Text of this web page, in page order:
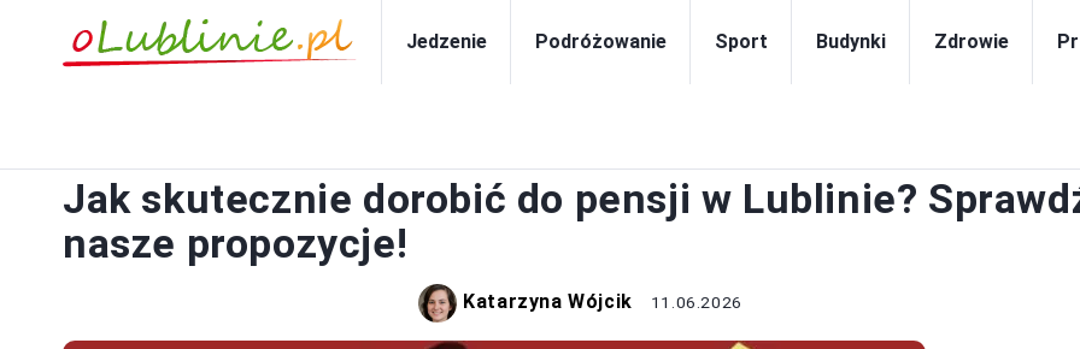
Jedzenie Podróżowanie Sport Budynki Zdrowie
Jak skutecznie dorobić do pensji w Lublinie?
nasze propozycje!
Katarzyna Wójcik 11.06.2026